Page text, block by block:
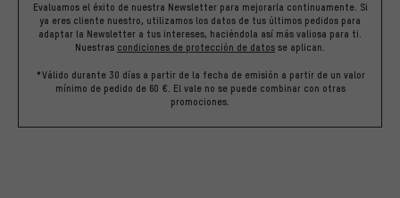
Evaluamos el éxito de nuestra Newsletter para mejorarla continuamente. Si
ya eres cliente nuestro, utilizamos los datos de tus últimos pedidos para
adaptar la Newsletter a tus intereses, haciéndola así más valiosa para ti.
Nuestras condiciones de protección de datos se aplican.
*Válido durante 30 días a partir de la fecha de emisión a partir de un valor
mínimo de pedido de 60 €. El vale no se puede combinar con otras
promociones.